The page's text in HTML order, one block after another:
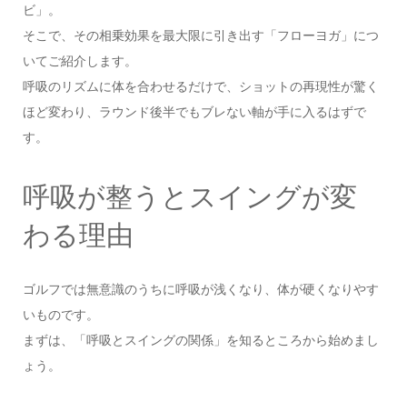
ビ」。
そこで、その相乗効果を最大限に引き出す「フローヨガ」につ
いてご紹介します。
呼吸のリズムに体を合わせるだけで、ショットの再現性が驚く
ほど変わり、ラウンド後半でもブレない軸が手に入るはずで
す。
呼吸が整うとスイングが変
わる理由
ゴルフでは無意識のうちに呼吸が浅くなり、体が硬くなりやす
いものです。
まずは、「呼吸とスイングの関係」を知るところから始めまし
ょう。